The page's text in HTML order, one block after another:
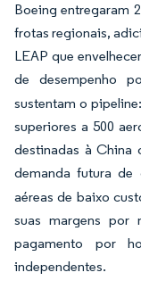
Boeing entregaram
frotas regionais,
LEAP que
de desempenho
sustentam o
superiores a 500
destinadas à China
demanda futura de
aéreas de baixo
suas margens por
pagamento por
independentes.